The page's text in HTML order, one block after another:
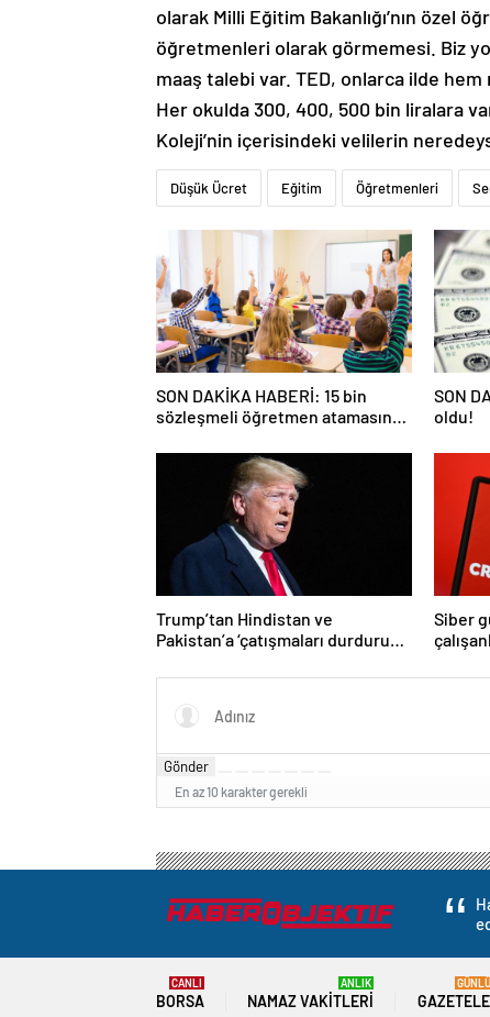
olarak Milli Eğitim Bakanlığı’nın özel
öğretmenleri olarak görmemesi. Biz
maaş talebi var. TED, onlarca ilde
Her okulda 300, 400, 500 bin liralara
Koleji’nin içerisindeki velilerin
Düşük Ücret Eğitim Öğretmenleri
SON DAKİKA HABERİ: 15 bin
sözleşmeli öğretmen atamasında
açıklandı
SON
oldu!
Trump’tan Hindistan ve
Pakistan’a ‘çatışmaları durdurun’
Siber
Gönder
En az 10 karakter gerekli
BORSA
CANLI
NAMAZ VAKITLERI
ANLIK